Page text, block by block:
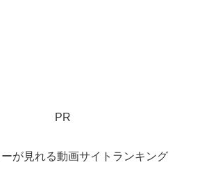
PR
が見れる動画サイトランキング